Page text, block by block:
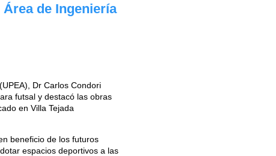
de Ingeniería
Dr Carlos Condori
futsal y destacó las obras
en Villa Tejada
beneficio de los futuros
espacios deportivos a las